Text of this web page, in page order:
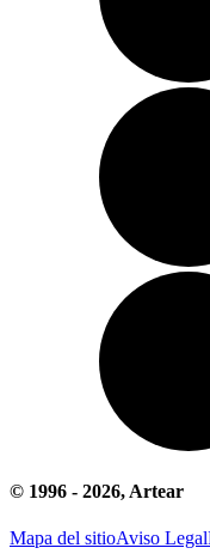
© 1996 - 2026, Artear
Mapa del sitioAviso Legal